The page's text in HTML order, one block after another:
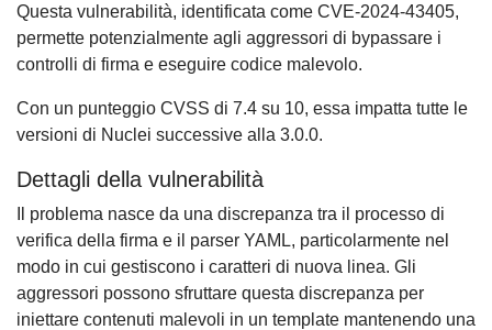
Questa vulnerabilità, identificata come CVE-2024-43405,
permette potenzialmente agli aggressori di bypassare i
controlli di firma e eseguire codice malevolo.
Con un punteggio CVSS di 7.4 su 10, essa impatta tutte le
versioni di Nuclei successive alla 3.0.0.
Dettagli della vulnerabilità
Il problema nasce da una discrepanza tra il processo di
verifica della firma e il parser YAML, particolarmente nel
modo in cui gestiscono i caratteri di nuova linea. Gli
aggressori possono sfruttare questa discrepanza per
iniettare contenuti malevoli in un template mantenendo una